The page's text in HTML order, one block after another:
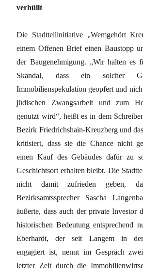
verhüllt
Die Stadtteilinitiative „Wemgehört
einem Offenen Brief einen Baustopp
der Baugenehmigung. „Wir halten es
Skandal, dass ein solcher
Immobilienspekulation geopfert und
jüdischen Zwangsarbeit und zum
genutzt wird“, heißt es in dem
Bezirk Friedrichshain-Kreuzberg und
kritisiert, dass sie die Chance nicht
einen Kauf des Gebäudes dafür zu
Geschichtsort erhalten bleibt. Die
nicht damit zufrieden geben,
Bezirksamtssprecher Sascha
äußerte, dass auch der private Investor
historischen Bedeutung entsprechend
Eberhardt, der seit Langem in der
engagiert ist, nennt im Gespräch
letzter Zeit durch die